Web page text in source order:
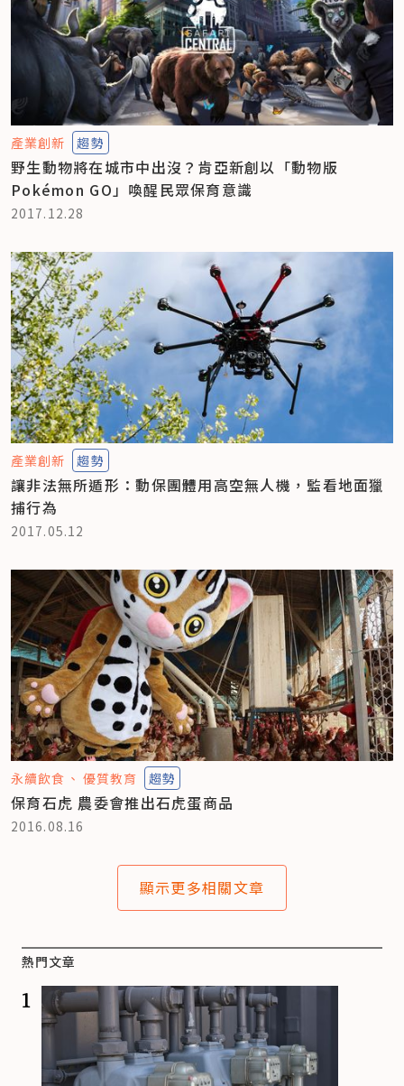
產業創新 趨勢
野生動物將在城市中出沒？肯亞新創以「動物版
Pokémon GO」喚醒民眾保育意識
2017.12.28
產業創新 趨勢
讓非法無所遁形：動保團體用高空無人機，監看地面獵
捕行為
2017.05.12
永續飲食 優質教育 趨勢
保育石虎 農委會推出石虎蛋商品
2016.08.16
顯示更多相關文章
熱門文章
1